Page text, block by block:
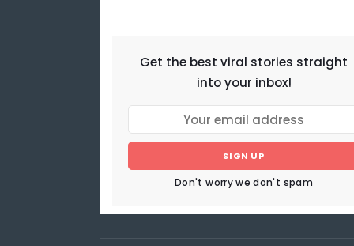
Get the best viral stories straight
into your inbox!
SIGN UP
Don't worry we don't spam